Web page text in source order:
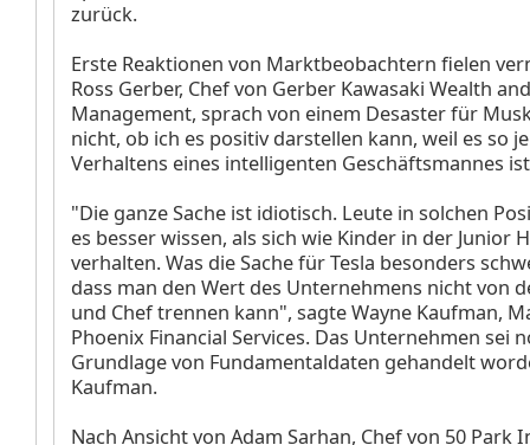
zurück.
Erste Reaktionen von Marktbeobachtern fielen
Ross Gerber, Chef von Gerber Kawasaki Wealth
Management, sprach von einem Desaster für
nicht, ob ich es positiv darstellen kann, weil es so
Verhaltens eines intelligenten Geschäftsmannes
"Die ganze Sache ist idiotisch. Leute in solchen
es besser wissen, als sich wie Kinder in der Junior
verhalten. Was die Sache für Tesla besonders
dass man den Wert des Unternehmens nicht von
und Chef trennen kann", sagte Wayne Kaufman,
Phoenix Financial Services. Das Unternehmen sei
Grundlage von Fundamentaldaten gehandelt
Kaufman.
Nach Ansicht von Adam Sarhan, Chef von 50 Park